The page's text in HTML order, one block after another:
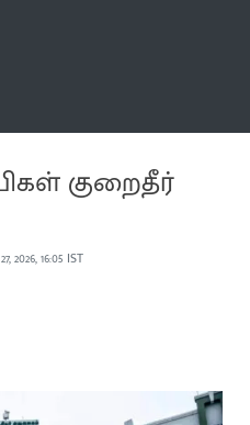
குறைதீர்
2026, 16:05 IST